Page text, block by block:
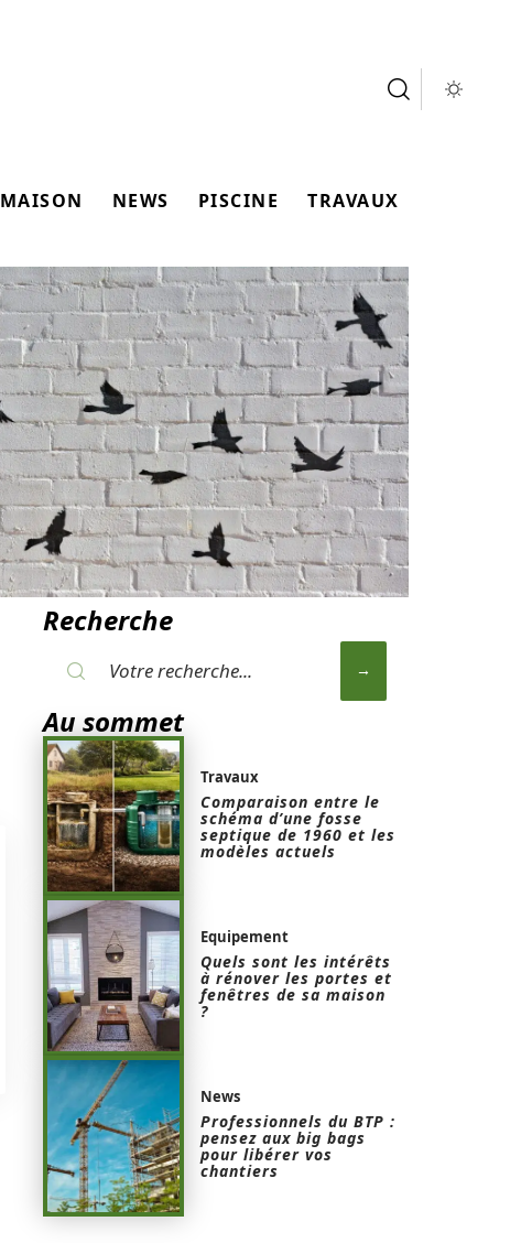
MAISON NEWS PISCINE TRAVAUX
Recherche
Au sommet
Travaux
Comparaison entre le
schéma d’une fosse
septique de 1960 et les
modèles actuels
Equipement
Quels sont les intérêts
à rénover les portes et
fenêtres de sa maison
?
News
Professionnels du BTP :
pensez aux big bags
pour libérer vos
chantiers